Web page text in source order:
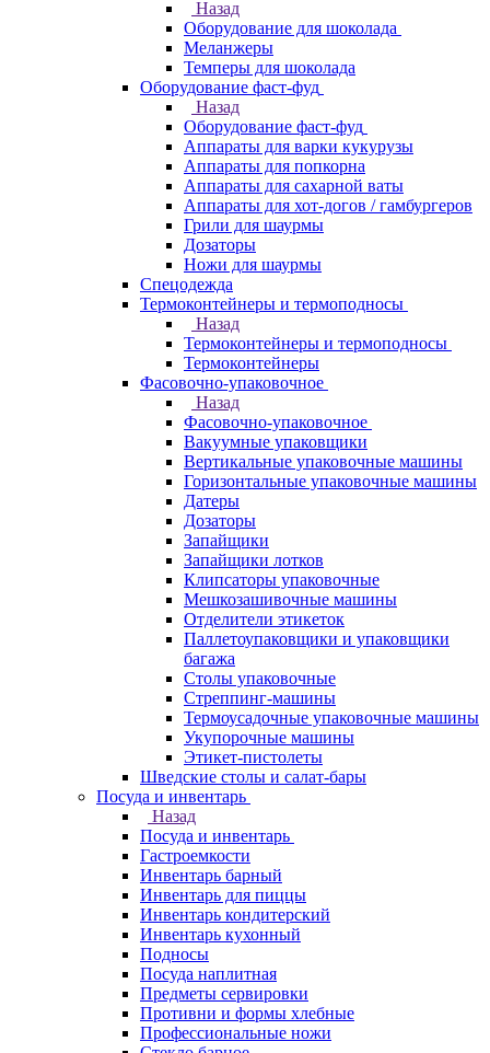
Назад
Оборудование для шоколада
Меланжеры
Темперы для шоколада
Оборудование фаст-фуд
Назад
Оборудование фаст-фуд
Аппараты для варки кукурузы
Аппараты для попкорна
Аппараты для сахарной ваты
Аппараты для хот-догов / гамбургеров
Грили для шаурмы
Дозаторы
Ножи для шаурмы
Спецодежда
Термоконтейнеры и термоподносы
Назад
Термоконтейнеры и термоподносы
Термоконтейнеры
Фасовочно-упаковочное
Назад
Фасовочно-упаковочное
Вакуумные упаковщики
Вертикальные упаковочные машины
Горизонтальные упаковочные машины
Датеры
Дозаторы
Запайщики
Запайщики лотков
Клипсаторы упаковочные
Мешкозашивочные машины
Отделители этикеток
Паллетоупаковщики и упаковщики
багажа
Столы упаковочные
Стреппинг-машины
Термоусадочные упаковочные машины
Укупорочные машины
Этикет-пистолеты
Шведские столы и салат-бары
Посуда и инвентарь
Назад
Посуда и инвентарь
Гастроемкости
Инвентарь барный
Инвентарь для пиццы
Инвентарь кондитерский
Инвентарь кухонный
Подносы
Посуда наплитная
Предметы сервировки
Противни и формы хлебные
Профессиональные ножи